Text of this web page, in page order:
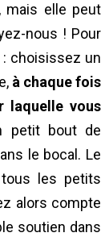
mais elle peut
nous ! Pour
: choisissez un
à chaque fois
laquelle vous
petit bout de
le bocal. Le
tous les petits
alors compte
soutien dans